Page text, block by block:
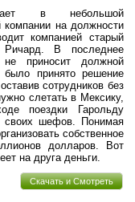
в небольшой
компании на должности
компанией старый
Ричард. В последнее
приносит должной
принято решение
сотрудников без
слетать в Мексику,
поездки Гарольду
своих шефов. Понимая
собственное
долларов. Вот
на друга деньги.
Скачать и Смотреть